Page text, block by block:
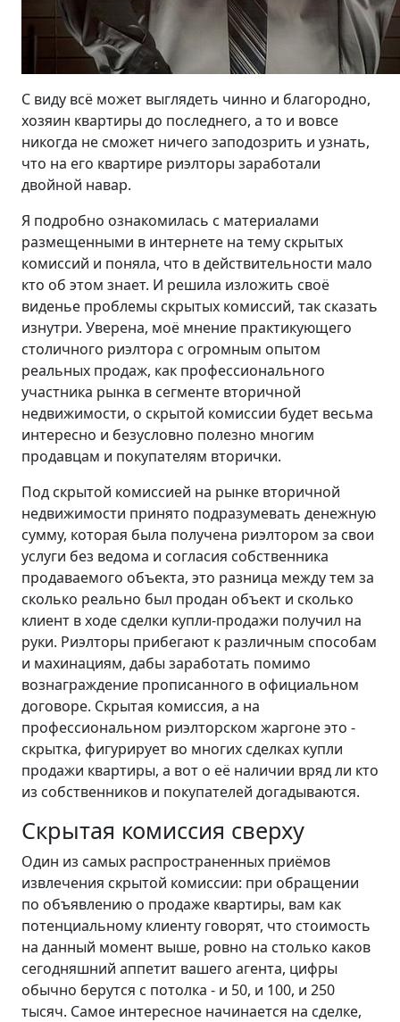
С виду всё может выглядеть чинно и благородно,
хозяин квартиры до последнего, а то и вовсе
никогда не сможет ничего заподозрить и узнать,
что на его квартире риэлторы заработали
двойной навар.
Я подробно ознакомилась с материалами
размещенными в интернете на тему скрытых
комиссий и поняла, что в действительности мало
кто об этом знает. И решила изложить своё
виденье проблемы скрытых комиссий, так сказать
изнутри. Уверена, моё мнение практикующего
столичного риэлтора с огромным опытом
реальных продаж, как профессионального
участника рынка в сегменте вторичной
недвижимости, о скрытой комиссии будет весьма
интересно и безусловно полезно многим
продавцам и покупателям вторички.
Под скрытой комиссией на рынке вторичной
недвижимости принято подразумевать денежную
сумму, которая была получена риэлтором за свои
услуги без ведома и согласия собственника
продаваемого объекта, это разница между тем за
сколько реально был продан объект и сколько
клиент в ходе сделки купли-продажи получил на
руки. Риэлторы прибегают к различным способам
и махинациям, дабы заработать помимо
вознаграждение прописанного в официальном
договоре. Скрытая комиссия, а на
профессиональном риэлторском жаргоне это -
скрытка, фигурирует во многих сделках купли
продажи квартиры, а вот о её наличии вряд ли кто
из собственников и покупателей догадываются.
Скрытая комиссия сверху
Один из самых распространенных приёмов
извлечения скрытой комиссии: при обращении
по объявлению о продаже квартиры, вам как
потенциальному клиенту говорят, что стоимость
на данный момент выше, ровно на столько каков
сегодняшний аппетит вашего агента, цифры
обычно берутся с потолка - и 50, и 100, и 250
тысяч. Самое интересное начинается на сделке,